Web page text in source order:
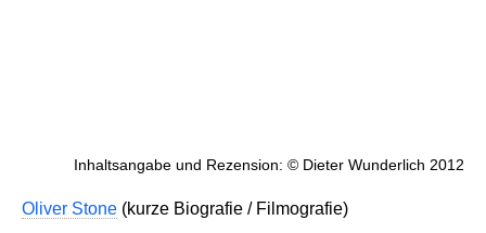
Inhaltsangabe und Rezension: © Dieter Wunderlich 2012
Oliver Stone (kurze Biografie / Filmografie)